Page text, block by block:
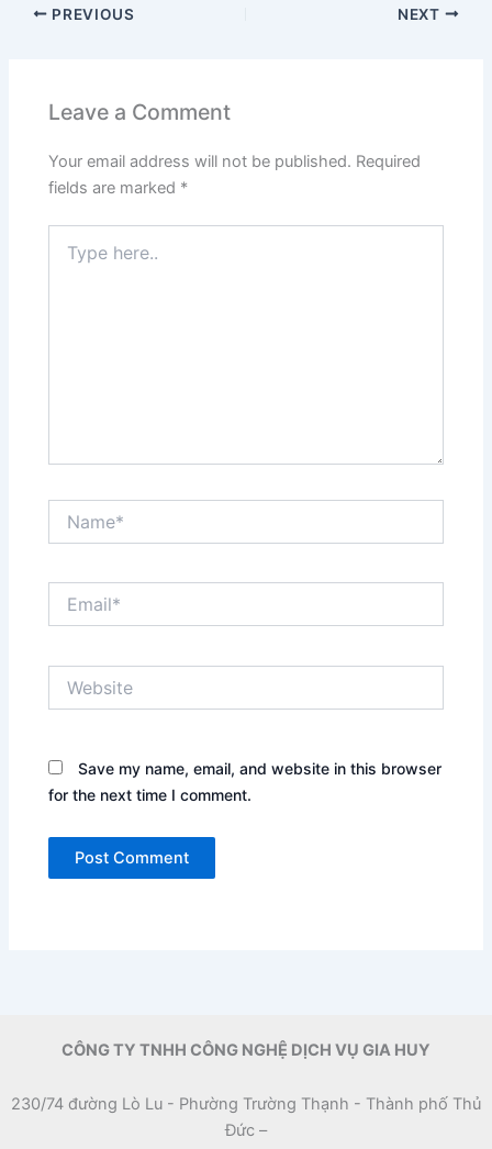
PREVIOUS NEXT
Leave a Comment
Your email address will not be published. Required
fields are marked *
here..
Save my name, email, and website in this browser
for the next time I comment.
CÔNG TY TNHH CÔNG NGHỆ DỊCH VỤ GIA HUY
230/74 đường Lò Lu - Phường Trường Thạnh - Thành phố Thủ
Đức –